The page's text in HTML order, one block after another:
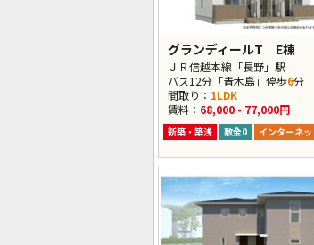
グランディールT E棟
ＪＲ信越本線「長野」駅
バス12分「青木島」停歩6分
間取り： 1LDK
賃料： 68,000 - 77,000円
新築・築浅 敷金0 インターネ